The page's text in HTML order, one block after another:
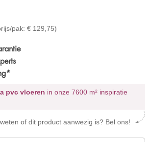
pak: € 129,75)
pvc vloeren in onze 7600 m² inspiratie
of dit product aanwezig is? Bel ons!